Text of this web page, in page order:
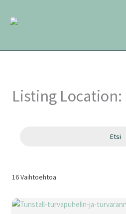
sisältöön
Listing Location:
Etsi
16Vaihtoehtoa